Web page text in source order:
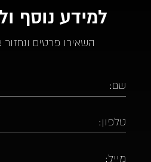
למידע נוסף
השאירו פרטים